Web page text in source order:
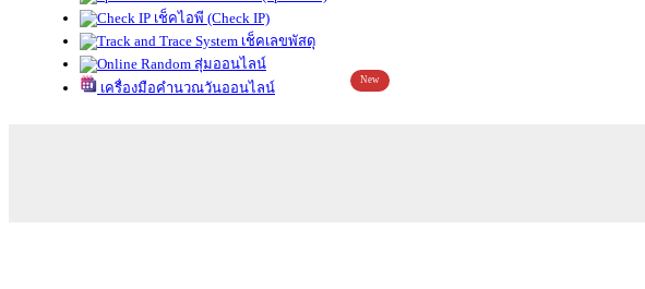
เช็คไอพี (Check IP)
เช็คเลขพัสดุ
สุ่มออนไลน์
เครื่องมือคำนวณวันออนไลน์
New